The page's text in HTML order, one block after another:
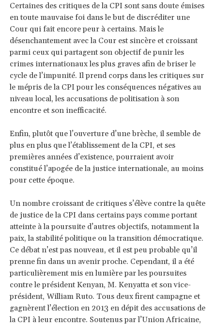
Certaines des critiques de la CPI sont sans doute émises
en toute mauvaise foi dans le but de discréditer une
Cour qui fait encore peur à certains. Mais le
désenchantement avec la Cour est sincère et croissant
parmi ceux qui partagent son objectif de punir les
crimes internationaux les plus graves afin de briser le
cycle de l’impunité. Il prend corps dans les critiques sur
le mépris de la CPI pour les conséquences négatives au
niveau local, les accusations de politisation à son
encontre et son inefficacité.
Enfin, plutôt que l’ouverture d’une brèche, il semble de
plus en plus que l’établissement de la CPI, et ses
premières années d’existence, pourraient avoir
constitué l’apogée de la justice internationale, au moins
pour cette époque.
Un nombre croissant de critiques s’élève contre la quête
de justice de la CPI dans certains pays comme portant
atteinte à la poursuite d’autres objectifs, notamment la
paix, la stabilité politique ou la transition démocratique.
Ce débat n’est pas nouveau, et il est peu probable qu’il
prenne fin dans un avenir proche. Cependant, il a été
particulièrement mis en lumière par les poursuites
contre le président Kenyan, M. Kenyatta et son vice-
président, William Ruto. Tous deux firent campagne et
gagnèrent l’élection en 2013 en dépit des accusations de
la CPI à leur encontre. Soutenus par l’Union Africaine,